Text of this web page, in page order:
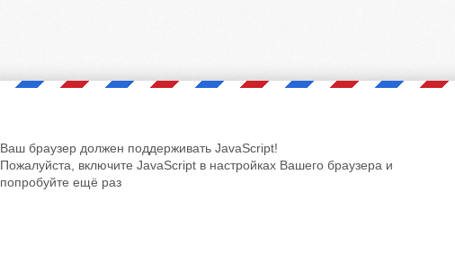
Ваш браузер должен поддерживать JavaScript!
Пожалуйста, включите JavaScript в настройках Вашего браузера и
попробуйте ещё раз